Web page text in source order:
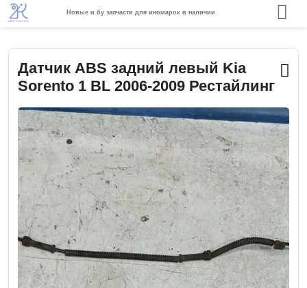
Новые и бу запчасти для иномарок в наличии
Датчик ABS задний левый Kia
Sorento 1 BL 2006-2009 Рестайлинг